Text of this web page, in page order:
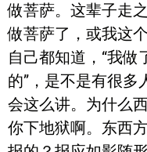
做菩萨。这辈子走
做菩萨了，或我这
自己都知道，“我
的”，是不是有很
会这么讲。为什么
你下地狱啊。东西